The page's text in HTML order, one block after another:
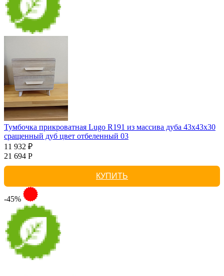
Тумбочка прикроватная Lugo R191 из массива дуба 43х43х30
сращенный дуб цвет отбеленный 03
11 932 ₽
21 694 Р
КУПИТЬ
-45%